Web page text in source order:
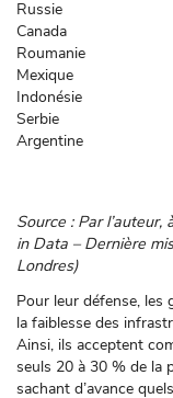
Russie
Canada
Roumanie
Mexique
Indonésie
Serbie
Argentine
Source : Par
in Data – Dernière
Londres)
Pour leur défense, les
la faiblesse des
Ainsi, ils acceptent
seuls 20 à 30 % de la
sachant d’avance